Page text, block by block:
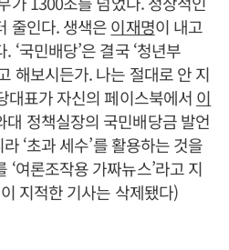
줄인다. 생색은이재명이 내고
‘국민배당’은 결국 ‘청년부
해보시든가. 나는 절대로 안 지
대표가 자신의 페이스북에서 이
대 정책실장의 국민배당금 발언
‘초과 세수’를 활용하는 것을
여론조작용 가짜뉴스’라고 지
지적한 기사는 삭제됐다)